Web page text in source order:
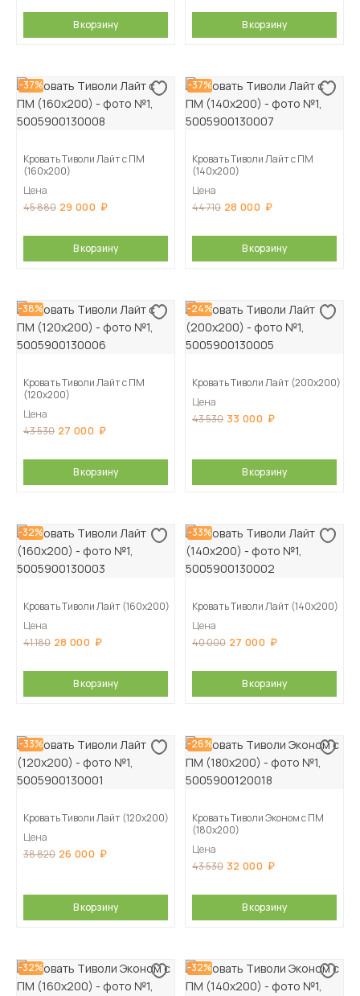
В корзину В корзину
-37%
Кровать Тиволи Лайт с ПМ
(160х200)
Цена
45 880 29 000
В корзину
-37%
Кровать Тиволи Лайт с ПМ
(140х200)
Цена
44 710 28 000
В корзину
-38%
Кровать Тиволи Лайт с ПМ
(120х200)
Цена
43 530 27 000
В корзину
-24%
Кровать Тиволи Лайт (200х200)
Цена
43 530 33 000
В корзину
-32%
Кровать Тиволи Лайт (160х200)
Цена
41 180 28 000
В корзину
-33%
Кровать Тиволи Лайт (140х200)
Цена
40 000 27 000
В корзину
-33%
Кровать Тиволи Лайт (120х200)
Цена
38 820 26 000
В корзину
-26%
Кровать Тиволи Эконом с ПМ
(180х200)
Цена
43 530 32 000
В корзину
-32% -32%